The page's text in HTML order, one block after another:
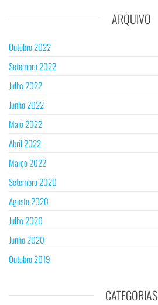
ARQUIVO
Outubro 2022
Setembro 2022
Julho 2022
Junho 2022
Maio 2022
Abril 2022
Março 2022
Setembro 2020
Agosto 2020
Julho 2020
Junho 2020
Outubro 2019
CATEGORIAS